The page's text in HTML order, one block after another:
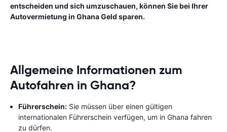
entscheiden und sich umzuschauen, können Sie bei Ihrer
Autovermietung in Ghana Geld sparen.
Allgemeine Informationen zum
Autofahren in Ghana?
Führerschein: Sie müssen über einen gültigen
internationalen Führerschein verfügen, um in Ghana fahren
zu dürfen.